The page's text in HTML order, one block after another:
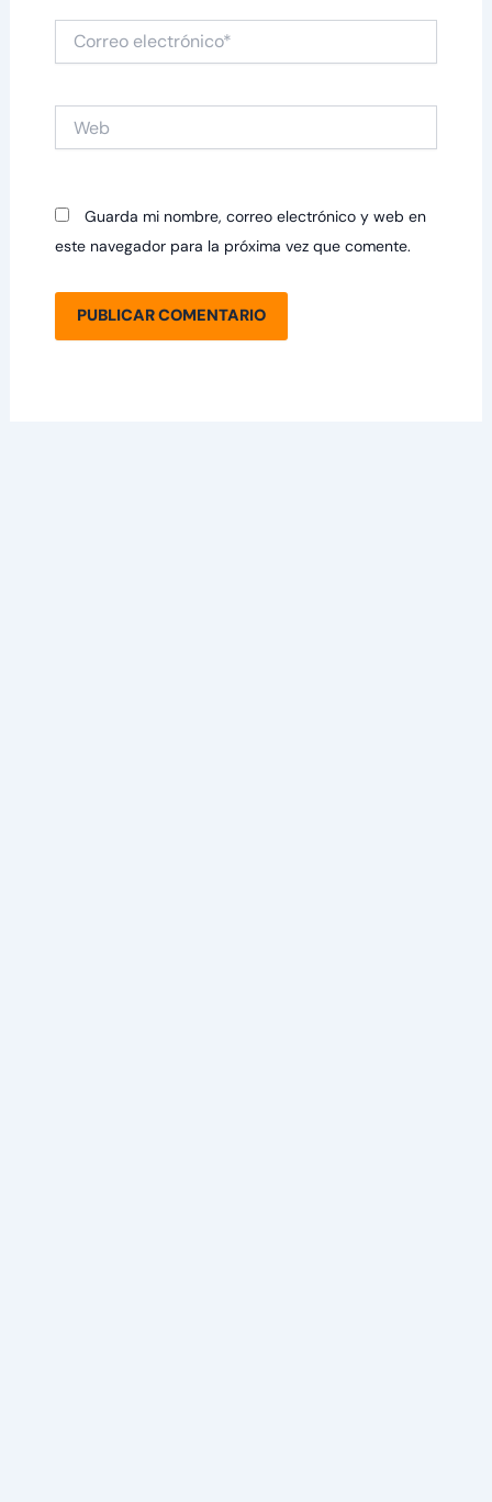
Correo
electrónico*
Guarda mi nombre, correo electrónico y web en
este navegador para la próxima vez que comente.